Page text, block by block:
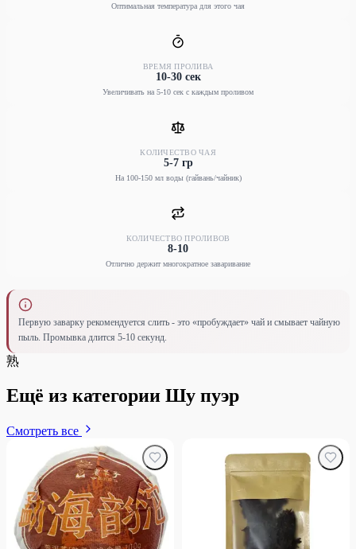
Оптимальная температура для этого чая
ВРЕМЯ ПРОЛИВА
10-30 сек
Увеличивать на 5-10 сек с каждым проливом
КОЛИЧЕСТВО ЧАЯ
5-7 гр
На 100-150 мл воды (гайвань/чайник)
КОЛИЧЕСТВО ПРОЛИВОВ
8-10
Отлично держит многократное заваривание
Первую заварку рекомендуется слить - это «пробуждает» чай и смывает чайную
пыль. Промывка длится 5-10 секунд.
熟
Ещё из категории Шу пуэр
Смотреть все